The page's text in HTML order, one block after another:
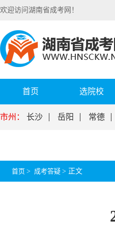
欢迎访问湖南省成考网！
首页 选院校
市州： 长沙 岳阳 常德
首页 > 成考答疑 > 正文